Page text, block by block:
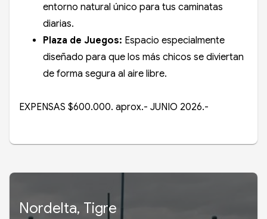
entorno natural único para tus caminatas
diarias.
Plaza de Juegos: Espacio especialmente
diseñado para que los más chicos se diviertan
de forma segura al aire libre.
EXPENSAS $600.000. aprox.- JUNIO 2026.-
Nordelta, Tigre